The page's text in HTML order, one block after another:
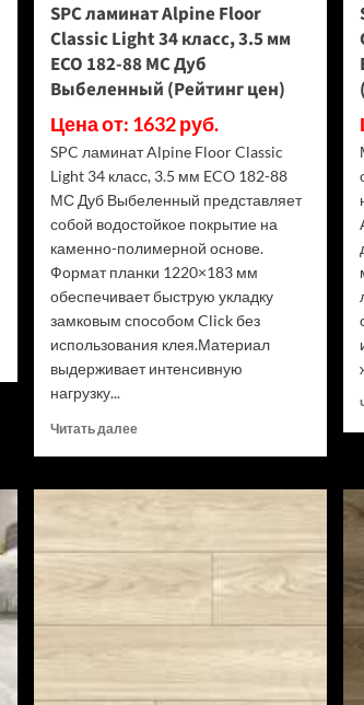
SPC ламинат Alpine Floor
Classic Light 34 класс, 3.5 мм
ECO 182-88 МС Дуб
Выбеленный (Рейтинг цен)
Цена от: 1632 руб.
SPC ламинат Alpine Floor Classic
Light 34 класс, 3.5 мм ECO 182-88
МС Дуб Выбеленный представляет
собой водостойкое покрытие на
каменно-полимерной основе.
Формат планки 1220×183 мм
обеспечивает быструю укладку
замковым способом Click без
использования клея.Материал
выдерживает интенсивную
нагрузку...
Читать далееПрочитать
SPC
ламинат
Floor
ECO